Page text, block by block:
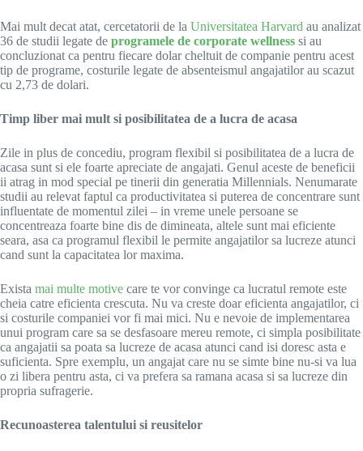
Mai mult decat atat, cercetatorii de la Universitatea Harvard au analizat
36 de studii legate de programele de corporate wellness si au
concluzionat ca pentru fiecare dolar cheltuit de companie pentru acest
tip de programe, costurile legate de absenteismul angajatilor au scazut
cu 2,73 de dolari.
Timp liber mai mult si posibilitatea de a lucra de acasa
Zile in plus de concediu, program flexibil si posibilitatea de a lucra de
acasa sunt si ele foarte apreciate de angajati. Genul aceste de beneficii
ii atrag in mod special pe tinerii din generatia Millennials. Nenumarate
studii au relevat faptul ca productivitatea si puterea de concentrare sunt
influentate de momentul zilei – in vreme unele persoane se
concentreaza foarte bine dis de dimineata, altele sunt mai eficiente
seara, asa ca programul flexibil le permite angajatilor sa lucreze atunci
cand sunt la capacitatea lor maxima.
Exista mai multe motive care te vor convinge ca lucratul remote este
cheia catre eficienta crescuta. Nu va creste doar eficienta angajatilor, ci
si costurile companiei vor fi mai mici. Nu e nevoie de implementarea
unui program care sa se desfasoare mereu remote, ci simpla posibilitate
ca angajatii sa poata sa lucreze de acasa atunci cand isi doresc asta e
suficienta. Spre exemplu, un angajat care nu se simte bine nu-si va lua
o zi libera pentru asta, ci va prefera sa ramana acasa si sa lucreze din
propria sufragerie.
Recunoasterea talentului si reusitelor